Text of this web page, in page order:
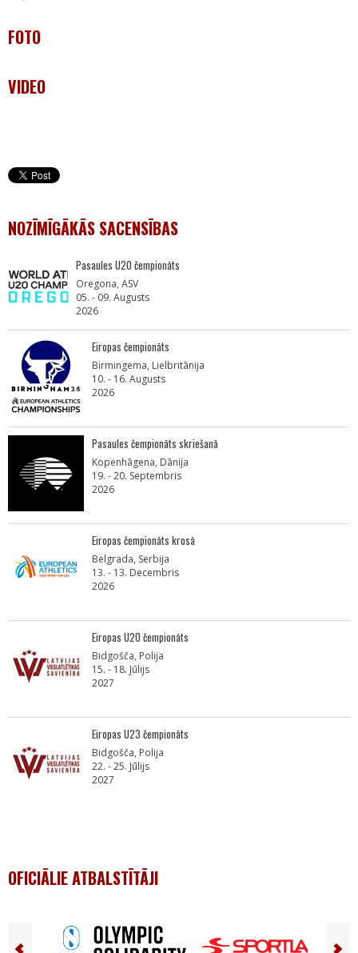
FOTO
VIDEO
NOZĪMĪGĀKĀS SACENSĪBAS
Pasaules U20 čempionāts
Oregona, ASV
05. - 09. Augusts
2026
Eiropas čempionāts
Birmingema, Lielbritānija
10. - 16. Augusts
2026
Pasaules čempionāts skriešanā
Kopenhāgena, Dānija
19. - 20. Septembris
2026
Eiropas čempionāts krosā
Belgrada, Serbija
13. - 13. Decembris
2026
Eiropas U20 čempionāts
Bidgošča, Polija
15. - 18. Jūlijs
2027
Eiropas U23 čempionāts
Bidgošča, Polija
22. - 25. Jūlijs
2027
OFICIĀLIE ATBALSTĪTĀJI